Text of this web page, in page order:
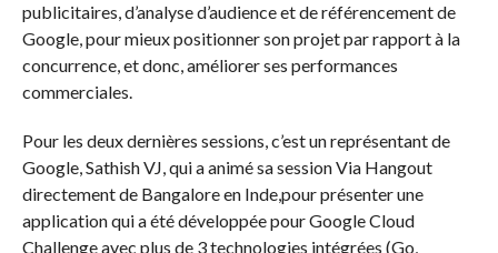
publicitaires, d’analyse d’audience et de référencement de
Google, pour mieux positionner son projet par rapport à la
concurrence, et donc, améliorer ses performances
commerciales.
Pour les deux dernières sessions, c’est un représentant de
Google, Sathish VJ, qui a animé sa session Via Hangout
directement de Bangalore en Inde,pour présenter une
application qui a été développée pour Google Cloud
Challenge avec plus de 3 technologies intégrées (Go,